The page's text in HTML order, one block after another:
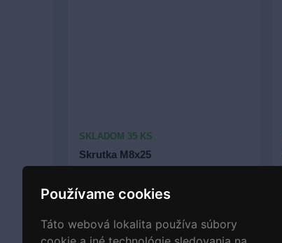
Používame cookies
Táto webová lokalita používa súbory
SKLADOM 35 KS
Skrutka M8x25